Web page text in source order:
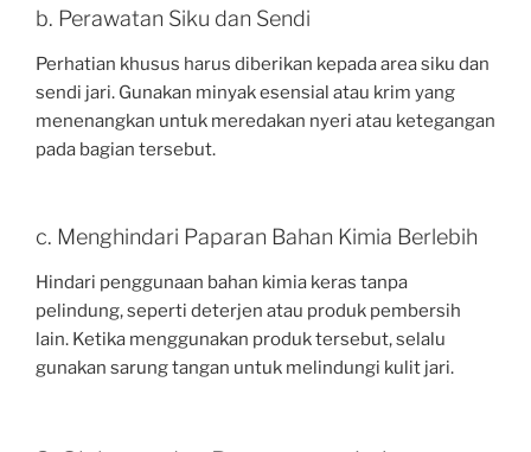
b. Perawatan Siku dan Sendi
Perhatian khusus harus diberikan kepada area siku dan
sendi jari. Gunakan minyak esensial atau krim yang
menenangkan untuk meredakan nyeri atau ketegangan
pada bagian tersebut.
c. Menghindari Paparan Bahan Kimia Berlebih
Hindari penggunaan bahan kimia keras tanpa
pelindung, seperti deterjen atau produk pembersih
lain. Ketika menggunakan produk tersebut, selalu
gunakan sarung tangan untuk melindungi kulit jari.